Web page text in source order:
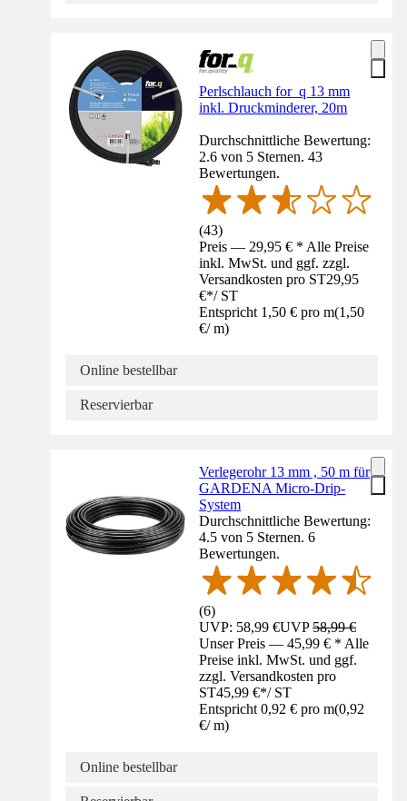
Perlschlauch for_q 13 mm
inkl. Druckminderer, 20m
Durchschnittliche Bewertung:
2.6 von 5 Sternen. 43
Bewertungen.
(43)
Preis — 29,95 € * Alle Preise
inkl. MwSt. und ggf. zzgl.
Versandkosten pro ST29,95
€*/ ST
Entspricht 1,50 € pro m(1,50
€/ m)
Online bestellbar
Reservierbar
Verlegerohr 13 mm , 50 m für
GARDENA Micro-Drip-
System
Durchschnittliche Bewertung:
4.5 von 5 Sternen. 6
Bewertungen.
(6)
UVP: 58,99 €UVP58,99 €
Unser Preis — 45,99 € * Alle
Preise inkl. MwSt. und ggf.
zzgl. Versandkosten pro
ST45,99 €*/ ST
Entspricht 0,92 € pro m(0,92
€/ m)
Online bestellbar